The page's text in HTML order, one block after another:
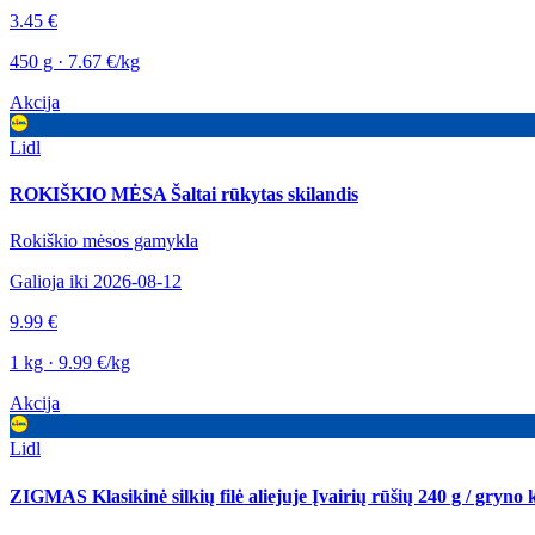
3.45 €
450 g · 7.67 €/kg
Akcija
Lidl
ROKIŠKIO MĖSA Šaltai rūkytas skilandis
Rokiškio mėsos gamykla
Galioja iki 2026-08-12
9.99 €
1 kg · 9.99 €/kg
Akcija
Lidl
ZIGMAS Klasikinė silkių filė aliejuje Įvairių rūšių 240 g / gryno